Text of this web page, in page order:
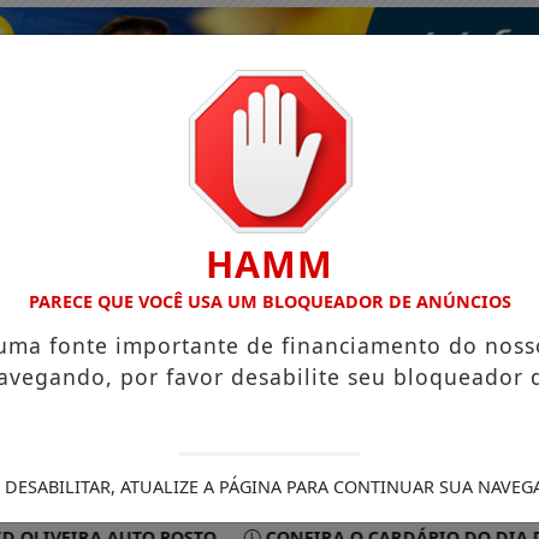
VÍDEOS EVENTOS GASTRONOMIA
HAMM
PARECE QUE VOCÊ USA UM BLOQUEADOR DE ANÚNCIOS
fonte importante de financiamento do
por favor desabilite seu bloqueador
DESABILITAR, ATUALIZE A PÁGINA PARA CONTINUAR SUA